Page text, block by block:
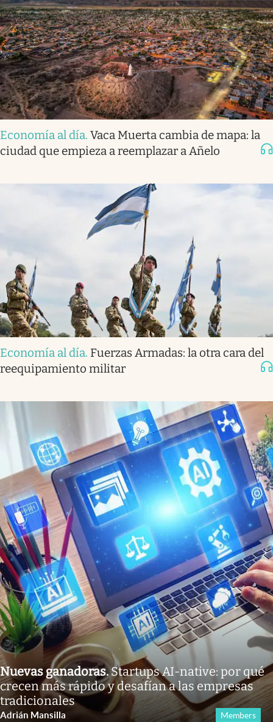
Economía al día. Vaca Muerta cambia de mapa: la
ciudad que empieza a reemplazar a Añelo
Economía al día. Fuerzas Armadas: la otra cara del
reequipamiento militar
Nuevas ganadoras.Startups AI-native: por qué
crecen más rápido y desafían a las empresas
tradicionales
Adrián Mansilla Members